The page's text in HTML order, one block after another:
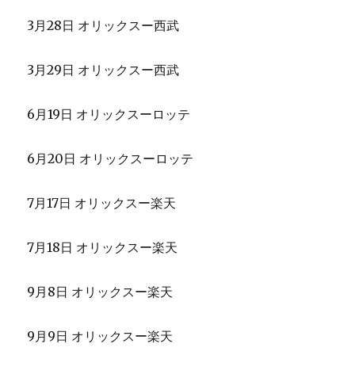
3月28日 オリックスー西武
3月29日 オリックスー西武
6月19日 オリックスーロッテ
6月20日 オリックスーロッテ
7月17日 オリックスー楽天
7月18日 オリックスー楽天
9月8日 オリックスー楽天
9月9日 オリックスー楽天